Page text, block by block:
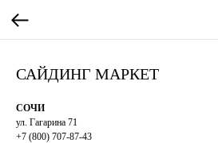
САЙДИНГ МАРКЕТ
СОЧИ
ул. Гагарина 71
+7 (800) 707-87-43